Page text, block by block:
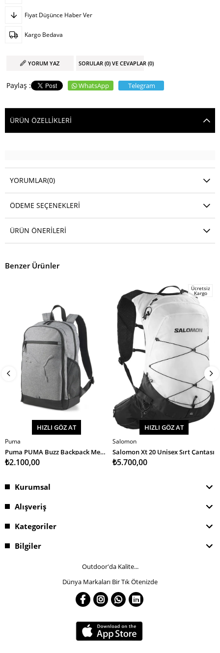
Fiyat Düşünce Haber Ver
Kargo Bedava
YORUM YAZ SORULAR (0) VE CEVAPLAR (0)
WhatsApp Telegram
ÜRÜN ÖZELLIKLERI
YORUMLAR(0)
ÖDEME SEÇENEKLERI
ÜRÜN ÖNERILERI
Benzer Ürünler
SEPETE EKLE
HIZLI GÖZ AT
Puma
Puma PUMA Buzz Backpack Medium Gray Heather Unisex Sırt Çantası
₺2.100,00
SEPETE EKLE
Ücretsiz
Kargo
HIZLI GÖZ AT
Salomon
Salomon Xt 20 Unisex Sırt Çantası
₺5.700,00
Kurumsal
Alışveriş
Kategoriler
Bilgiler
Outdoor'da Kalite...
Dünya Markaları Bir Tık Ötenizde